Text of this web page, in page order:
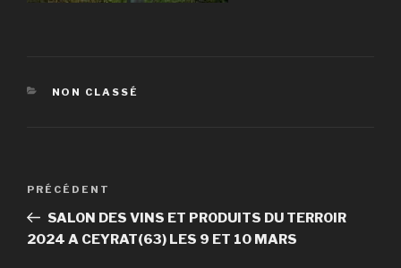
CATÉGORIES
NON CLASSÉ
Navigation
l’article
Article
précédent
PRÉCÉDENT
SALON DES VINS ET PRODUITS DU TERROIR
2024 A CEYRAT(63) LES 9 ET 10 MARS